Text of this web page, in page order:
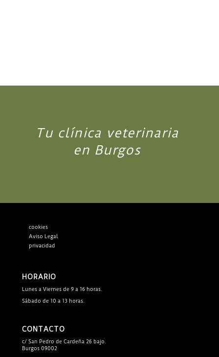
Tu clínica veterinaria
en Burgos
cookies
Aviso Legal
privacidad
HORARIO
Lunes a Viernes de 9 a 16 horas.
Sábado de 10 a 13 horas.
CONTACTO
c/ San Pedro de Cardeña 26 bajo.
Burgos 09002